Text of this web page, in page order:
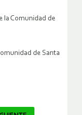
la Comunidad de
de Santa